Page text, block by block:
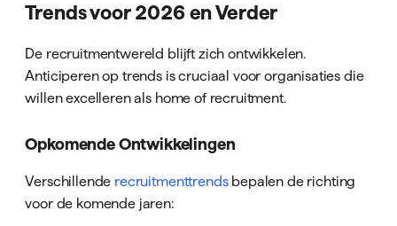
Trends voor 2026 en Verder
De recruitmentwereld blijft zich ontwikkelen.
Anticiperen op trends is cruciaal voor organisaties die
willen excelleren als home of recruitment.
Opkomende Ontwikkelingen
Verschillende recruitmenttrendsbepalen de richting
voor de komende jaren: